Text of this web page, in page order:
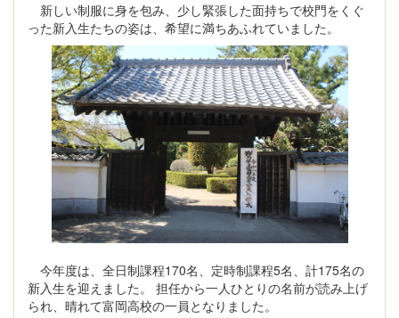
新しい制服に身を包み、少し緊張した面持ちで校門をくぐ
った新入生たちの姿は、希望に満ちあふれていました。
今年度は、全日制課程170名、定時制課程5名、計175名の
新入生を迎えました。 担任から一人ひとりの名前が読み上げ
られ、晴れて富岡高校の一員となりました。